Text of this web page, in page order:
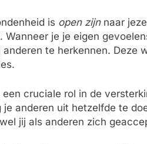
is open zijnnaar
je je eigen
te herkennen. Deze
cruciale rol in de
anderen uit hetzelfde te
jij als anderen zich